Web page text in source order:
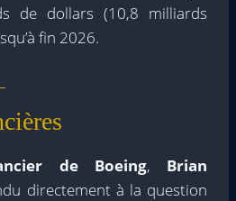
de dollars (10,8 milliards
fin 2026.
de Boeing, Brian
directement à la question